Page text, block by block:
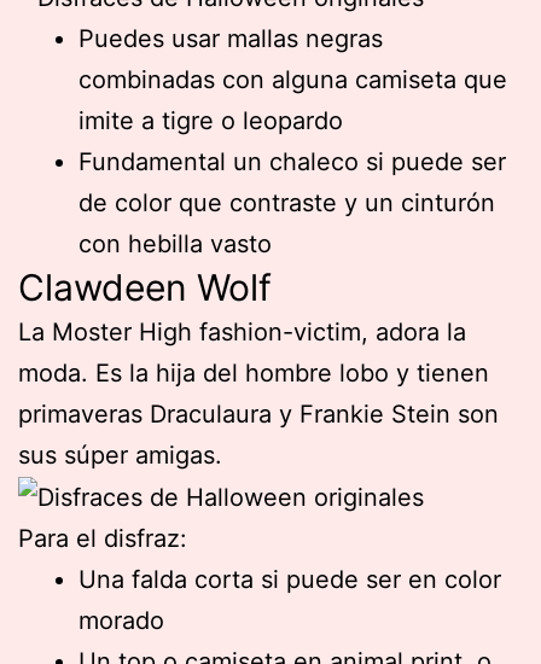
Puedes usar mallas negras
combinadas con alguna camiseta que
imite a tigre o leopardo
Fundamental un chaleco si puede ser
de color que contraste y un cinturón
con hebilla vasto
Clawdeen Wolf
La Moster High fashion-victim, adora la
moda. Es la hija del hombre lobo y tienen
primaveras Draculaura y Frankie Stein son
sus súper amigas.
Para el disfraz:
Una falda corta si puede ser en color
morado